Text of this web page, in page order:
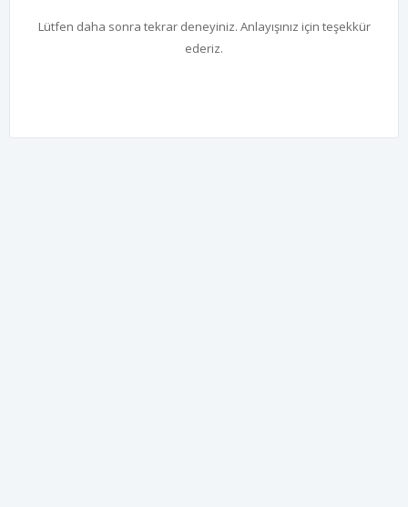
Lütfen daha sonra tekrar deneyiniz. Anlayışınız için teşekkür
ederiz.